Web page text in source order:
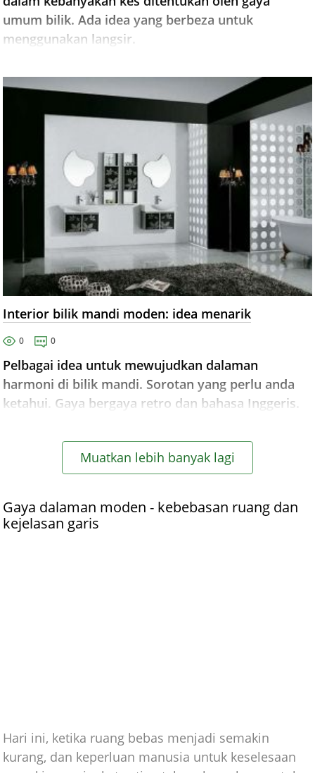
umum bilik. Ada idea yang berbeza untuk
menggunakan langsir.
Interior bilik mandi moden: idea menarik
0 0
Pelbagai idea untuk mewujudkan dalaman
harmoni di bilik mandi. Sorotan yang perlu anda
ketahui. Gaya bergaya retro dan bahasa Inggeris.
Muatkan lebih banyak lagi
Gaya dalaman moden - kebebasan ruang dan
kejelasan garis
Hari ini, ketika ruang bebas menjadi semakin
kurang, dan keperluan manusia untuk keselesaan